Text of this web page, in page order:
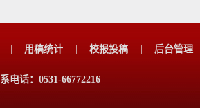
用稿统计 校报投稿 后台管理
电话：0531-66772216